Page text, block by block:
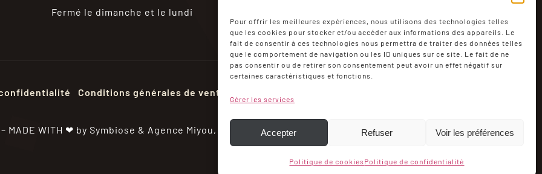
Pour offrir les meilleures expériences, nous utilisons des technologies telles
que les cookies pour stocker et/ou accéder aux informations des appareils. Le
fait de consentir à ces technologies nous permettra de traiter des données telles
que le comportement de navigation ou les ID uniques sur ce site. Le fait de ne
pas consentir ou de retirer son consentement peut avoir un effet négatif sur
certaines caractéristiques et fonctions.
Gérer les services
Accepter Refuser Voir les préférences
Politique de cookiesPolitique de confidentialité
Fermé le dimanche et le lundi
Conditions générales de ventes
MADE WITH ❤ by Symbiose & Agence Miyou, Photos Eric Guillerminet